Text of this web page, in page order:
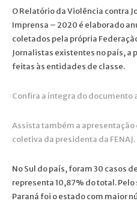
O Relatório da Violência contra
Imprensa – 2020 é elaborado
coletados pela própria
Jornalistas existentes no país, a
feitas às entidades de classe.
Confira a íntegra do documento
Assista também a
coletiva da presidenta da FENAJ.
No Sul do país, foram 30 casos
representa 10,87% do total.
Paraná foi o estado com maior